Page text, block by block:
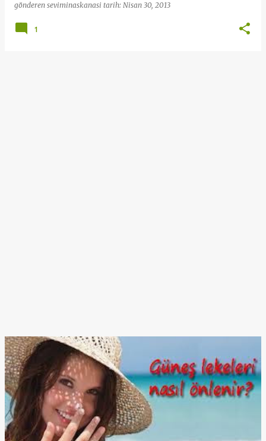
gönderen seviminaskanasi tarih: Nisan 30, 2013
1